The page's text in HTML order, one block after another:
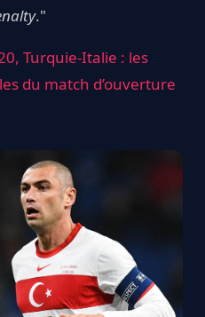
."
Turquie-Italie : les
du match d’ouverture